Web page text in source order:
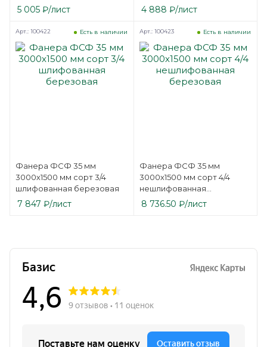
5 005 ₽/лист
березовая
4 888 ₽/лист
Фанера ФСФ 35 мм
3000х1500 мм сорт 3/4
шлифованная березовая
Есть в наличии
Арт.: 100422
7 847 ₽/лист
Фанера ФСФ 35 мм
3000х1500 мм сорт 4/4
нешлифованная
березовая
Есть в наличии
Арт.: 100423
8 736.50 ₽/лист